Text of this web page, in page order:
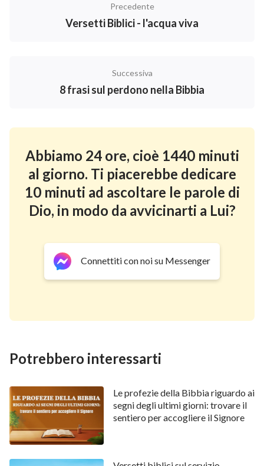
cielo, né per la terra, né con altro giuramento; ma sia il
vostro sì, sì, e il vostro no, no, affinché non cadiate
Sì, tu sei quello che m’hai tratto dal seno materno;
madre.
Salmi 22:10
A te fui affidato fin dalla mia nascita, tu sei il mio Dio
fin dal seno di mia madre.
Ecco, i figliuoli sono un’eredità che viene di Jahvè; il
frutto del seno materno è un premio.
Poiché sei tu che hai formato le mie reni, che m’hai
Salmi 139:14
Io ti celebrerò, perché sono stato fatto in modo
maraviglioso, stupendo. Maravigliose sono le tue
opere, e l’anima mia lo sa molto bene.
Precedente
Versetti Biblici - l'acqua viva
Successiva
8 frasi sul perdono nella Bibbia
Abbiamo 24 ore, cioè 1440 minuti
al giorno. Ti piacerebbe dedicare
10 minuti ad ascoltare le parole di
Dio, in modo da avvicinarti a Lui?
Connettiti con noi su Messenger
Potrebbero interessarti
Le profezie della Bibbia riguardo ai
segni degli ultimi giorni: trovare il
sentiero per accogliere il Signore